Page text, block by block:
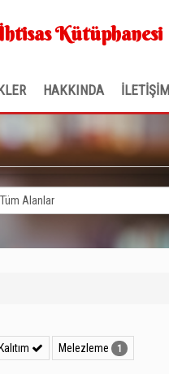
Kütüphanesi
HAKKINDA İLETİŞİM
Melezleme 1